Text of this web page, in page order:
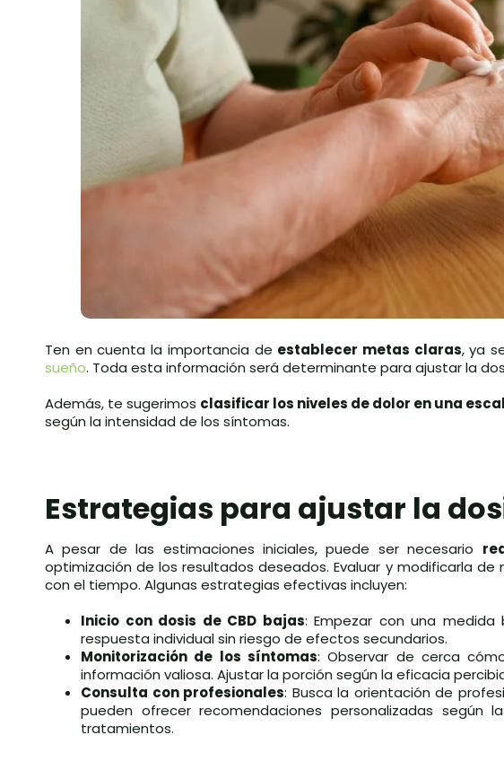
Ten en cuenta la importancia de establecer metas claras, ya
sueño. Toda esta información será determinante para ajustar la
Además, te sugerimos clasificar los niveles de dolor en una
según la intensidad de los síntomas.
Estrategias para ajustar la
A pesar de las estimaciones iniciales, puede ser necesario
optimización de los resultados deseados. Evaluar y modificarla
con el tiempo. Algunas estrategias efectivas incluyen:
Inicio con dosis de CBD bajas: Empezar con una
respuesta individual sin riesgo de efectos secundarios.
Monitorización de los síntomas: Observar de cerca
información valiosa. Ajustar la porción según la eficacia
Consulta con profesionales: Busca la orientación de
pueden ofrecer recomendaciones personalizadas
tratamientos.